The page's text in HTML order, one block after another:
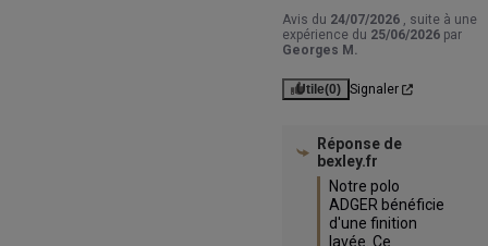
Avis du 24/07/2026 , suite à une
expérience du 25/06/2026 par
Georges M.
Utile(0) Signaler
Réponse de
bexley.fr
Notre polo
ADGER bénéficie
d'une finition
lavée. Ce